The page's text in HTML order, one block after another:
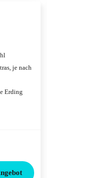
je nach
Erding